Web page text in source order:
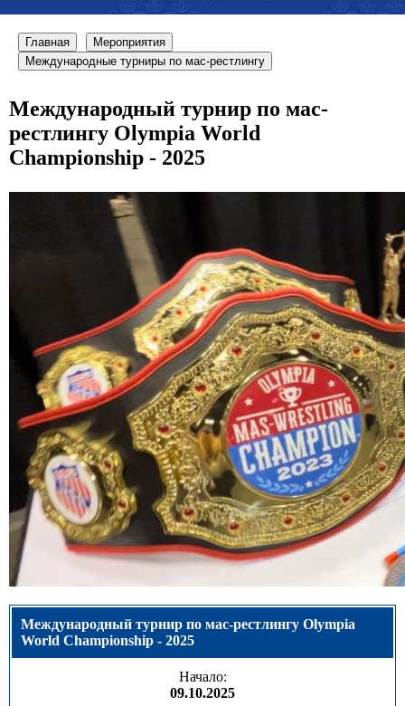
Главная
Мероприятия
Международные турниры по мас-рестлингу
Международный турнир по мас-
рестлингу Olympia World
Championship - 2025
Международный турнир по мас-рестлингу Olympia
World Championship - 2025
Начало:
09.10.2025